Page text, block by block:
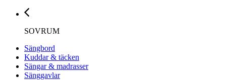
SOVRUM
Sängbord
Kuddar & täcken
Sängar & madrasser
Sänggavlar